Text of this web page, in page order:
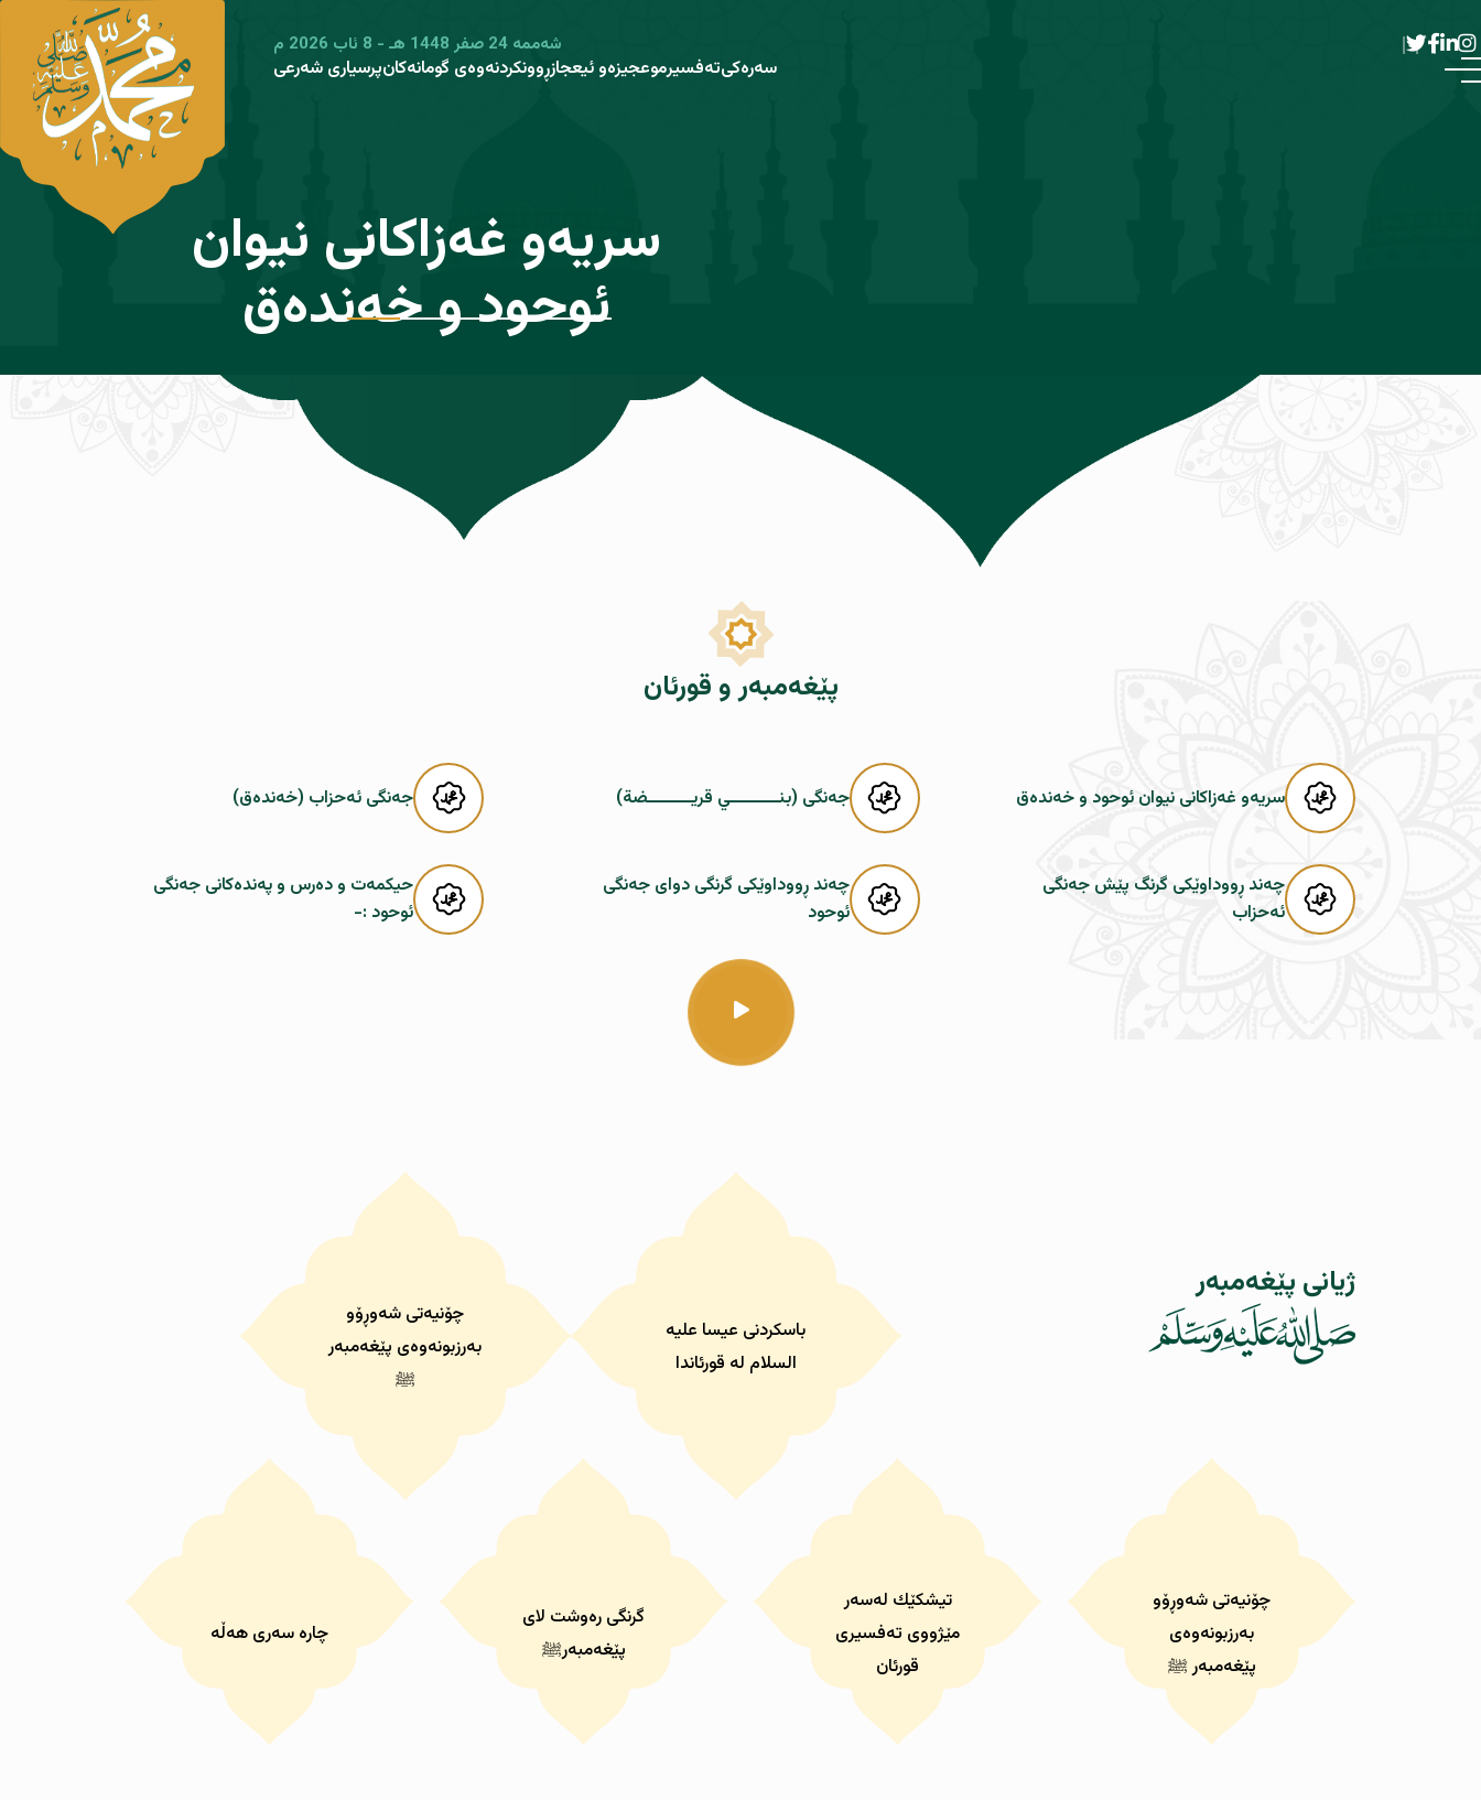
سەرەکیتەفسیرموعجیزەو ئیعجازڕوونکردنەوەی گومانەکانپرسیاری شەرعی
سریەو غەزاکانی نیوان
ئوحود و خەندەق
ئەو ئازارو ئەشکەنجانەی
تووشی هاوەڵانی پێغەمبەر
بوون ️ ﷺ .
پێغەمبەر و قورئان
سریەو غەزاکانی نیوان ئوحود و خەندەق جەنگى (بنـــــــــي قريــــــــضة) جەنگى ئەحزاب (خەندەق)
چەند ڕووداوێکى گرنگ پێش جەنگى
ئەحزاب
چەند ڕووداوێکى گرنگى دواى جەنگى
ئوحود
حیکمەت و دەرس و پەندەکانى جەنگى
ئوحود :-
ژیانی پێغەمبەر
باسکردنی عیسا علیە
السلام لە قورئاندا
چۆنیەتى شەوڕۆو
بەرزبونەوەى پێغەمبەر
ﷺ
چۆنیەتى شەوڕۆو
بەرزبونەوەى
پێغەمبەر ﷺ
تیشكێك لەسەر
مێژووی تەفسیری
قورئان
گرنگی رەوشت لای
پێغەمبەرﷺ
چارە سەری هەڵە